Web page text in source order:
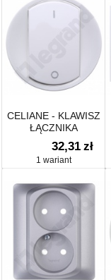
CELIANE - KLAWISZ
ŁĄCZNIKA
DWUBIEGUNOWEGO
32,31 zł
1 wariant